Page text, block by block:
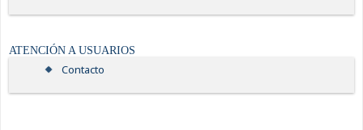
ATENCIÓN A USUARIOS
Contacto